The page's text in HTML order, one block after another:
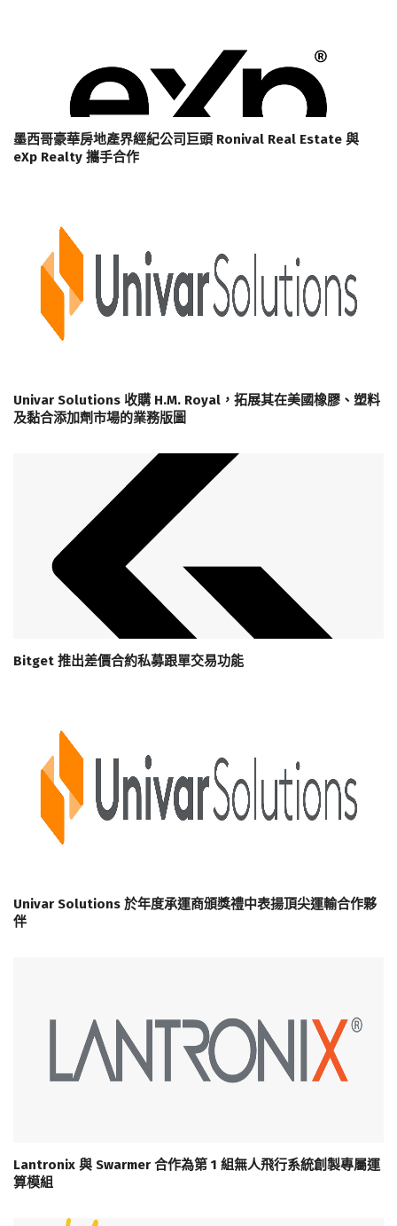
墨西哥豪華房地產界經紀公司巨頭 Ronival Real Estate 與
eXp Realty 攜手合作
Univar Solutions 收購 H.M. Royal，拓展其在美國橡膠、塑料
及黏合添加劑市場的業務版圖
Bitget 推出差價合約私募跟單交易功能
Univar Solutions 於年度承運商頒獎禮中表揚頂尖運輸合作夥
伴
Lantronix 與 Swarmer 合作為第 1 組無人飛行系統創製專屬運
算模組